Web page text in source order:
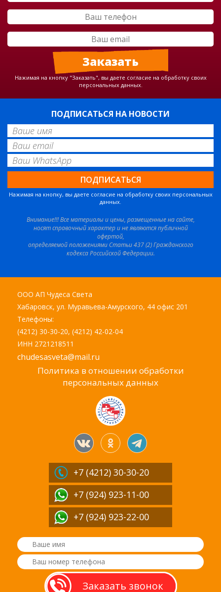
Нажимая на кнопку "Заказать", вы даете согласие на обработку своих
персональных данных.
ПОДПИСАТЬСЯ НА НОВОСТИ
Нажимая на кнопку, вы даете согласие на обработку своих персональных
данных.
Внимание!!! Все материалы и цены, размещенные на сайте,
носят справочный характер и не являются публичной
офертой,
определяемой положениями Статьи 437 (2) Гражданского
кодекса Российской Федерации.
ООО АП Чудеса Света
Хабаровск, ул. Муравьева-Амурского, 44 офис 201
Телефоны:
(4212) 30-30-20, (4212) 42-02-04
ИНН 2721218511
chudesasveta@mail.ru
Политика в отношении обработки
персональных данных
+7 (4212) 30-30-20
+7 (924) 923-11-00
+7 (924) 923-22-00